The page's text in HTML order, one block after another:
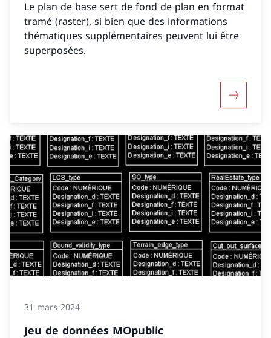
Le plan de base sert de fond de plan en format
tramé (raster), si bien que des informations
thématiques supplémentaires peuvent lui être
superposées.
31 mars 2024
Jeu de données MOpublic